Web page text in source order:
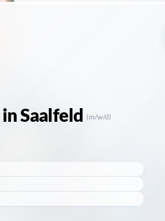
in Saalfeld (m/w/d)